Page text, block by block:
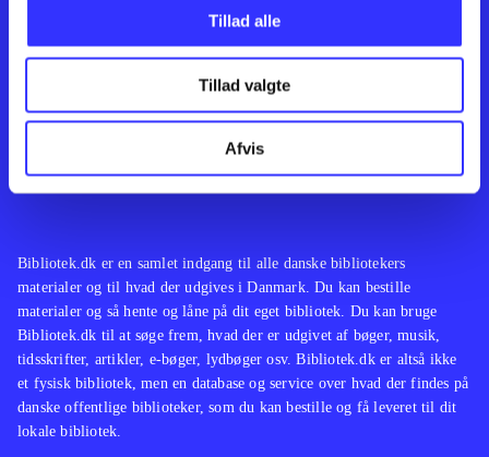
Tillad alle
Tillad valgte
Afvis Feedback
Bibliotek.dk er en samlet indgang til alle danske bibliotekers
materialer og til hvad der udgives i Danmark. Du kan bestille
materialer og så hente og låne på dit eget bibliotek. Du kan bruge
Bibliotek.dk til at søge frem, hvad der er udgivet af bøger, musik,
tidsskrifter, artikler, e-bøger, lydbøger osv. Bibliotek.dk er altså ikke
et fysisk bibliotek, men en database og service over hvad der findes på
danske offentlige biblioteker, som du kan bestille og få leveret til dit
lokale bibliotek.
Kontakt os
English
Artikler
Film
Musik
Noder